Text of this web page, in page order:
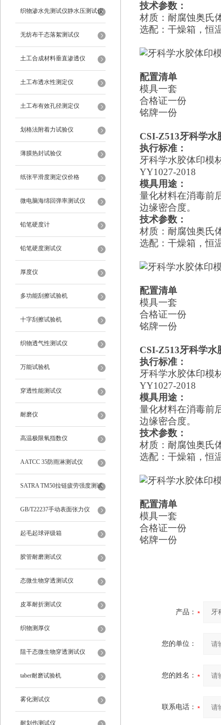
织物渗水先测试仪静水压测试仪
无纺布干态落絮测试仪
土工合成材料垂直渗透仪
土工布透水性测定仪
土工布有效孔径测定仪
划格法附着力试验仪
薄膜热封试验仪
纸张平滑度测定仪价格
微电脑海绵回弹率测试仪
铅笔硬度计
铅笔硬度测试仪
厚度仪
多功能刮擦试验机
十字刮擦试验机
织物透气性测试仪
万能试验机
穿透性能测试仪
耐磨仪
高温极限氧指数仪
AATCC 35防雨淋测试仪
SATRA TM50拉链疲劳强度测试
仪
GB/T22237手动表面张力仪
起毛起球评级箱
胶管耐磨测试仪
态微生物穿透测试仪
皮革耐折测试仪
织物测厚仪
阻干态微生物穿透测试仪
taber耐磨试验机
雾化测试仪
耐划伤测试仪
技术参数：
材质： 耐腐蚀奥氏
选配：干燥箱，恒
配置清单
模具一套
合格证一份
铭牌一份
CSI-Z513牙科学水
执行标准：
牙科学水胶体印模
YY1027-2018
模具用途：
量化材料在消毒前
边缘密合度。
技术参数：
材质： 耐腐蚀奥氏
选配：干燥箱，恒
配置清单
模具一套
合格证一份
铭牌一份
CSI-Z513牙科学水
执行标准：
牙科学水胶体印模
YY1027-2018
模具用途：
量化材料在消毒前
边缘密合度。
技术参数：
材质： 耐腐蚀奥氏
选配：干燥箱，恒
配置清单
模具一套
合格证一份
铭牌一份
产品：
您的单位：
您的姓名：
联系电话：